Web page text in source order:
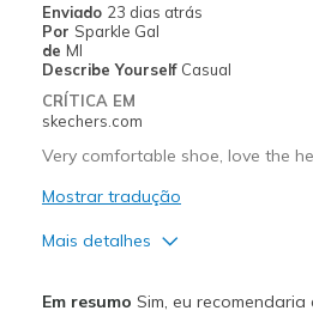
Enviado 23 dias atrás
Por Sparkle Gal
de MI
Describe Yourself Casual
CRÍTICA EM
skechers.com
Very comfortable shoe, love the
Mostrar tradução
Mais detalhes
Em resumo Sim, eu recomendaria